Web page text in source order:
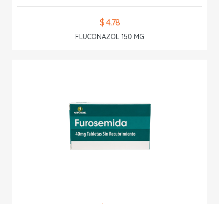
$ 4.78
FLUCONAZOL 150 MG